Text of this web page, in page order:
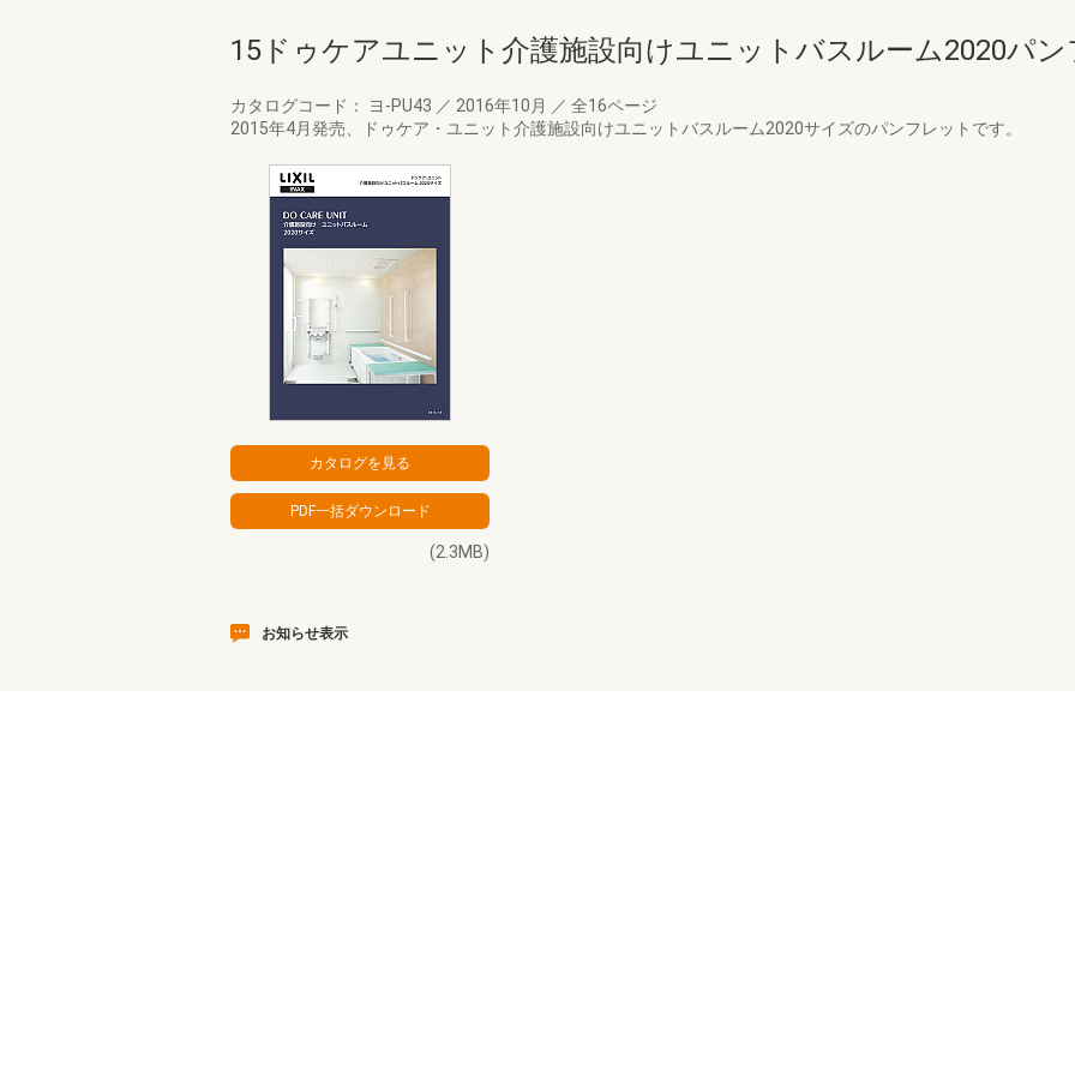
15ドゥケアユニット介護施設向けユニットバスルーム2020パン
カタログコード： ヨ-PU43 ／ 2016年10月 ／ 全16ページ
2015年4月発売、ドゥケア・ユニット介護施設向けユニットバスルーム2020サイズのパンフレットです。
(2.3MB)
お知らせ表示